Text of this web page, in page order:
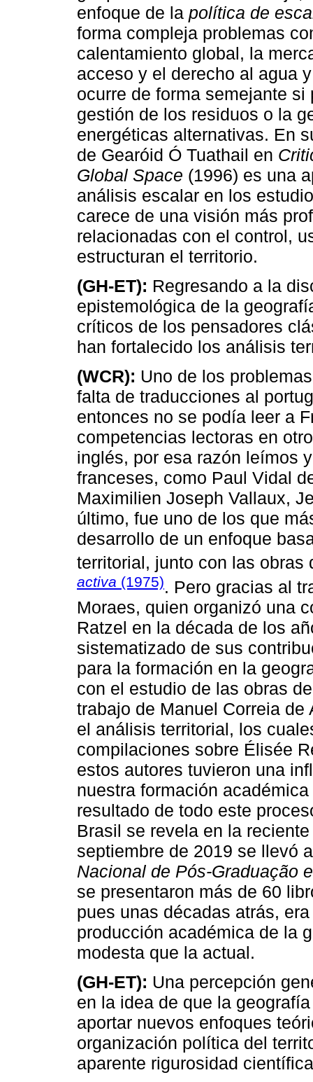
enfoque de la política de
forma compleja problemas
calentamiento global, la
acceso y el derecho al agua
ocurre de forma semejante
gestión de los residuos o la
energéticas alternativas. En
de Gearóid Ó Tuathail en
Global Space (1996) es una
análisis escalar en los
carece de una visión más
relacionadas con el control,
estructuran el territorio.
(GH-ET): Regresando a la
epistemológica de la
críticos de los pensadores
han fortalecido los análisis
(WCR): Uno de los
falta de traducciones al
entonces no se podía leer a
competencias lectoras en
inglés, por esa razón leímos
franceses, como Paul Vidal
Maximilien Joseph Vallaux,
último, fue uno de los que
desarrollo de un enfoque
territorial, junto con las obras
activa (1975). Pero gracias al
Moraes, quien organizó una
Ratzel en la década de los
sistematizado de sus
para la formación en la
con el estudio de las obras
trabajo de Manuel Correia de
el análisis territorial, los
compilaciones sobre Élisée
estos autores tuvieron una
nuestra formación
resultado de todo este
Brasil se revela en la
septiembre de 2019 se llevó
Nacional de Pós-Graduação
se presentaron más de 60
pues unas décadas atrás,
producción académica de la
modesta que la actual.
(GH-ET): Una percepción
en la idea de que la
aportar nuevos enfoques
organización política del
aparente rigurosidad